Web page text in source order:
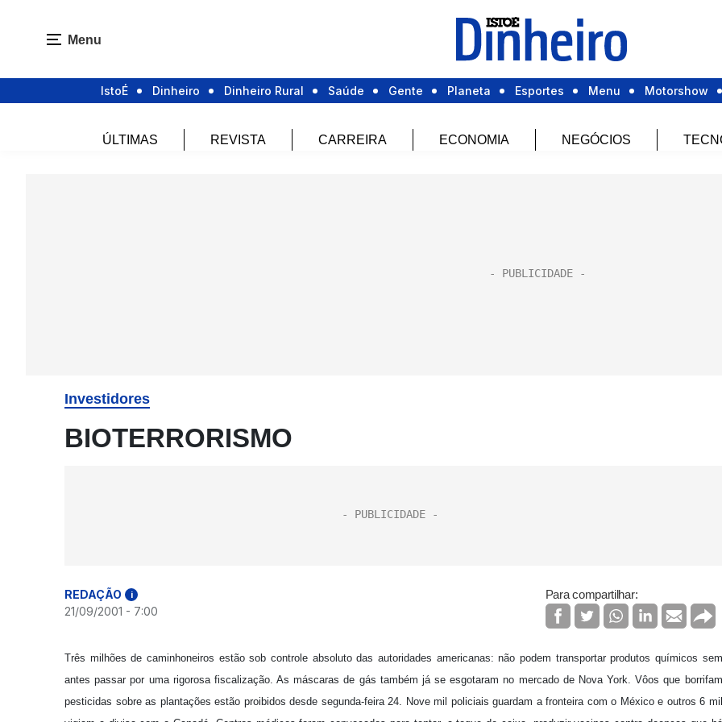
Menu
IstoÉ Dinheiro Dinheiro Rural Saúde Gente Planeta Esportes Menu Motorshow
ÚLTIMAS REVISTA CARREIRA ECONOMIA NEGÓCIOS
Investidores
BIOTERRORISMO
REDAÇÃO i
21/09/2001 - 7:00
Para compartilhar:
Três milhões de caminhoneiros estão sob controle absoluto das autoridades americanas: não podem transportar produtos químicos sem
antes passar por uma rigorosa fiscalização. As máscaras de gás também já se esgotaram no mercado de Nova York. Vôos que borrifam
pesticidas sobre as plantações estão proibidos desde segunda-feira 24. Nove mil policiais guardam a fronteira com o México e outros 6 mil